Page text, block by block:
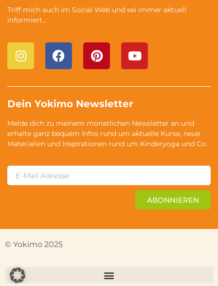
Triff mich auch im Social Web und sei immer aktuell
informiert…
Dein Yokimo Newsletter
Melde dich zu meinem monatlichen Newsletter an und
erhalte ganz bequem Infos rund um aktuelle Kurse, neue
Materialien und Inspirationen rund um Kinderyoga und Co.
ABONNIEREN
© Yokimo 2025